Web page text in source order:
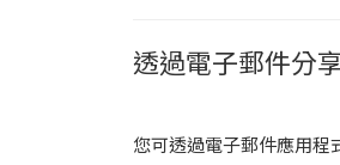
透過電子郵件分
您可透過電子郵件應用程